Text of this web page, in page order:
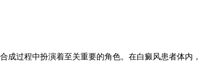
成过程中扮演着至关重要的角色。在白癜风患者体内，